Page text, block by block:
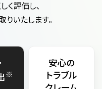
く評価し、
いたします。
※
安心の
トラブル